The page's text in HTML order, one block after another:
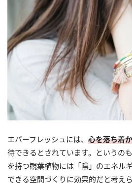
エバーフレッシュには、 心を落ち着
待できるとされています。というの
を持つ観葉植物には「陰」のエネル
できる空間づくりに効果的だと考え